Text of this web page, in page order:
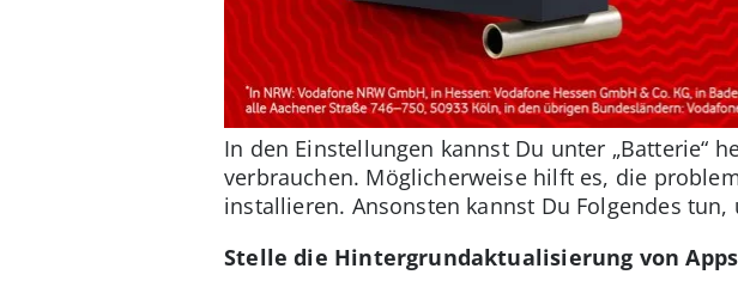
In den Einstellungen kannst Du unter „Batterie“
verbrauchen. Möglicherweise hilft es, die
installieren. Ansonsten kannst Du Folgendes
Stelle die Hintergrundaktualisierung von